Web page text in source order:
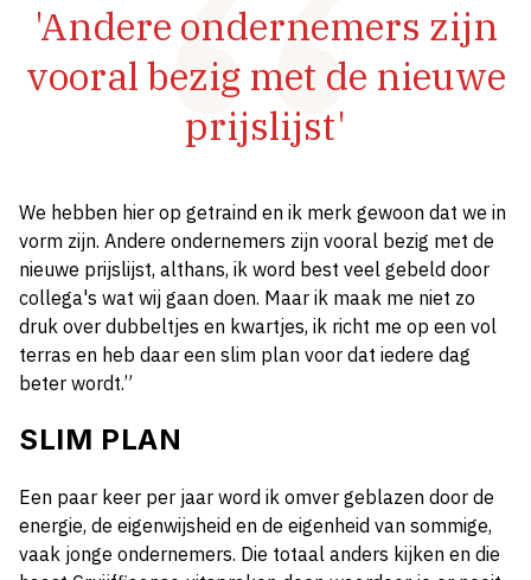
'Andere ondernemers zijn
vooral bezig met de nieuwe
prijslijst'
We hebben hier op getraind en ik merk gewoon dat we in
vorm zijn. Andere ondernemers zijn vooral bezig met de
nieuwe prijslijst, althans, ik word best veel gebeld door
collega's wat wij gaan doen. Maar ik maak me niet zo
druk over dubbeltjes en kwartjes, ik richt me op een vol
terras en heb daar een slim plan voor dat iedere dag
beter wordt.”
SLIM PLAN
Een paar keer per jaar word ik omver geblazen door de
energie, de eigenwijsheid en de eigenheid van sommige,
vaak jonge ondernemers. Die totaal anders kijken en die